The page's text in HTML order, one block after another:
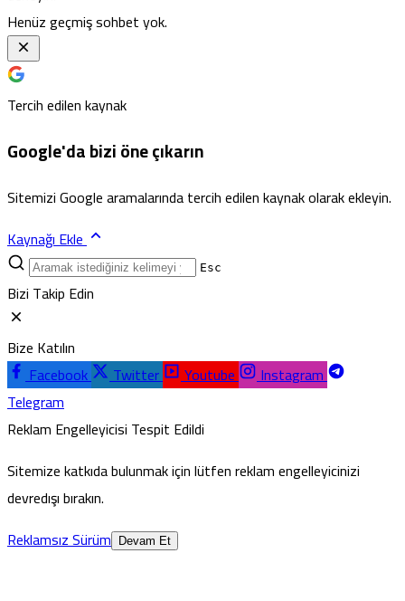
Henüz geçmiş sohbet yok.
Tercih edilen kaynak
Google'da bizi öne çıkarın
Sitemizi Google aramalarında tercih edilen kaynak olarak ekleyin.
Kaynağı Ekle
Esc
Bizi Takip Edin
Bize Katılın
Facebook
Twitter Youtube
Instagram
Telegram
Reklam Engelleyicisi Tespit Edildi
Sitemize katkıda bulunmak için lütfen reklam engelleyicinizi
devredışı bırakın.
Reklamsız Sürüm
Devam Et